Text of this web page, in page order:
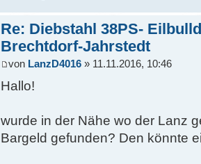
Re: Diebstahl 38PS-
Brechtdorf-Jahrstedt
von LanzD4016 » 11.11.2016, 10:46
Hallo!
wurde in der Nähe wo der Lanz
Bargeld gefunden? Den könnte